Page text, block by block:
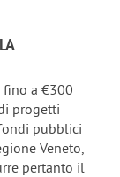
fino a €300
progetti
pubblici
Veneto,
pertanto il